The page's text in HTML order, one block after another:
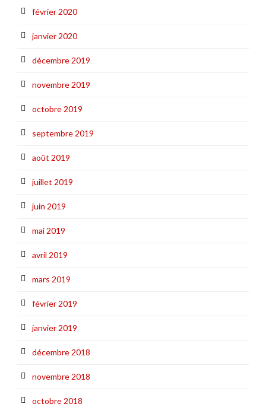
février 2020
janvier 2020
décembre 2019
novembre 2019
octobre 2019
septembre 2019
août 2019
juillet 2019
juin 2019
mai 2019
avril 2019
mars 2019
février 2019
janvier 2019
décembre 2018
novembre 2018
octobre 2018